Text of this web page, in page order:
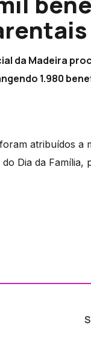
da Madeira
1.980
atribuídos a
Dia da Família,